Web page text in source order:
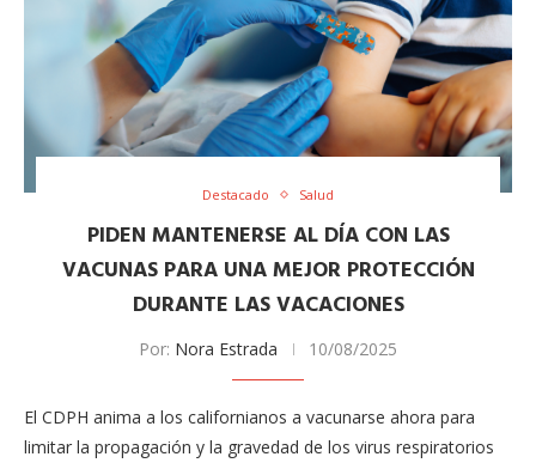
Destacado Salud
PIDEN MANTENERSE AL DÍA CON LAS
VACUNAS PARA UNA MEJOR PROTECCIÓN
DURANTE LAS VACACIONES
Por: Nora Estrada 10/08/2025
El CDPH anima a los californianos a vacunarse ahora para
limitar la propagación y la gravedad de los virus respiratorios